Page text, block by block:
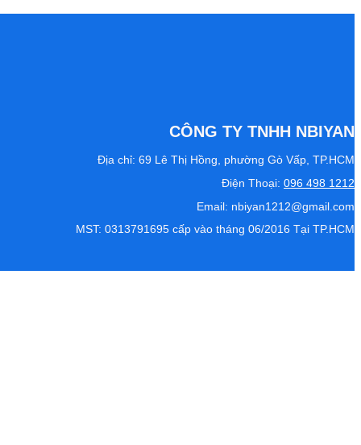
CÔNG TY TNHH NBIYAN
Địa chỉ: 69 Lê Thị Hồng, phường Gò Vấp, TP.HCM
Điện Thoại: 096 498 1212
Email: nbiyan1212@gmail.com
MST: 0313791695 cấp vào tháng 06/2016 Tại TP.HCM